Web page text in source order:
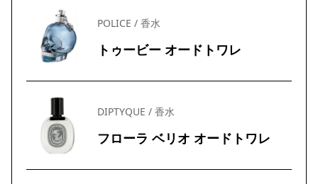
POLICE / 香水
トゥービー オードトワレ
DIPTYQUE / 香水
フローラ ベリオ オードトワレ